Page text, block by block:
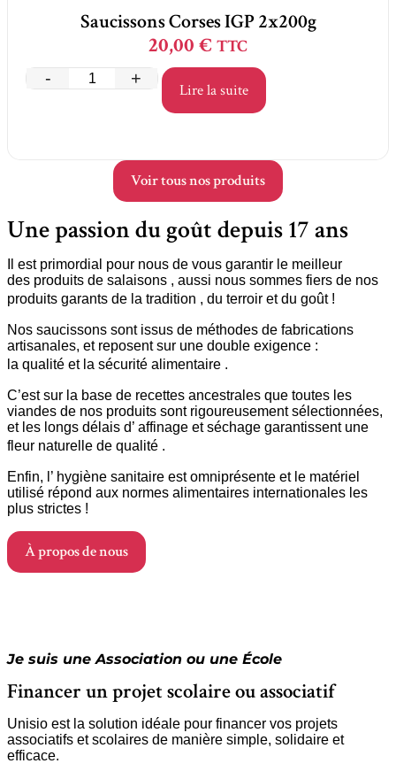
Saucissons Corses IGP 2x200g
20,00 € TTC
- +
Lire la suite
Voir tous nos produits
Une passion du goût depuis 17 ans
Il est primordial pour nous de vous garantir le meilleur
des produits de salaisons , aussi nous sommes fiers de nos
produits garants de la tradition , du terroir et du goût !
Nos saucissons sont issus de méthodes de fabrications
artisanales, et reposent sur une double exigence :
la qualité et la sécurité alimentaire . ​
C’est sur la base de recettes ancestrales que toutes les
viandes de nos produits sont rigoureusement sélectionnées,
et les longs délais d’ affinage et séchage garantissent une
fleur naturelle de qualité .
Enfin, l’ hygiène sanitaire est omniprésente et le matériel
utilisé répond aux normes alimentaires internationales les
plus strictes !​
À propos de nous
Je suis une Association ou une École
Financer un projet scolaire ou associatif
Unisio est la solution idéale pour financer vos projets
associatifs et scolaires de manière simple, solidaire et
efficace.